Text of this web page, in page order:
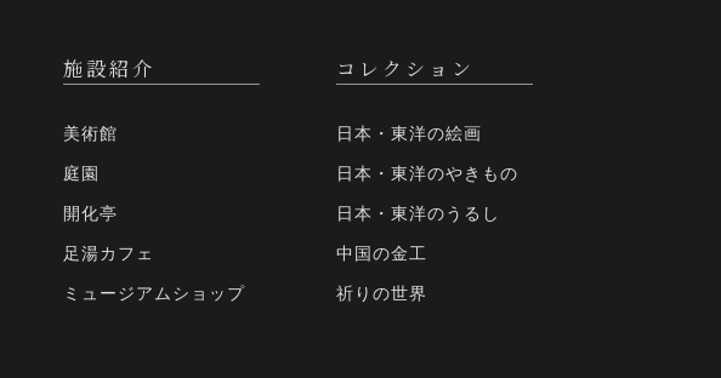
施設紹介
美術館
庭園
開化亭
足湯カフェ
ミュージアムショップ
コレクション
日本・東洋の絵画
日本・東洋のやきもの
日本・東洋のうるし
中国の金工
祈りの世界